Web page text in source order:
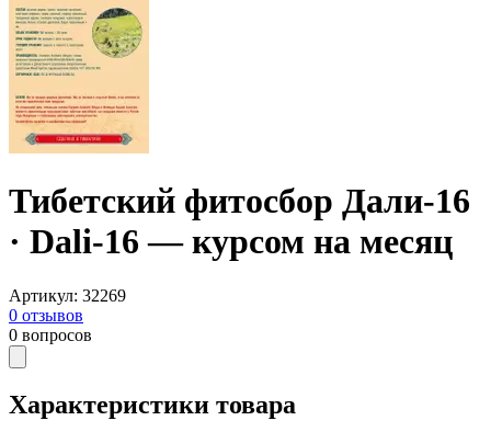
Тибетский фитосбор Дали-16
· Dali-16 — курсом на месяц
Артикул: 32269
0 отзывов
0 вопросов
Характеристики товара